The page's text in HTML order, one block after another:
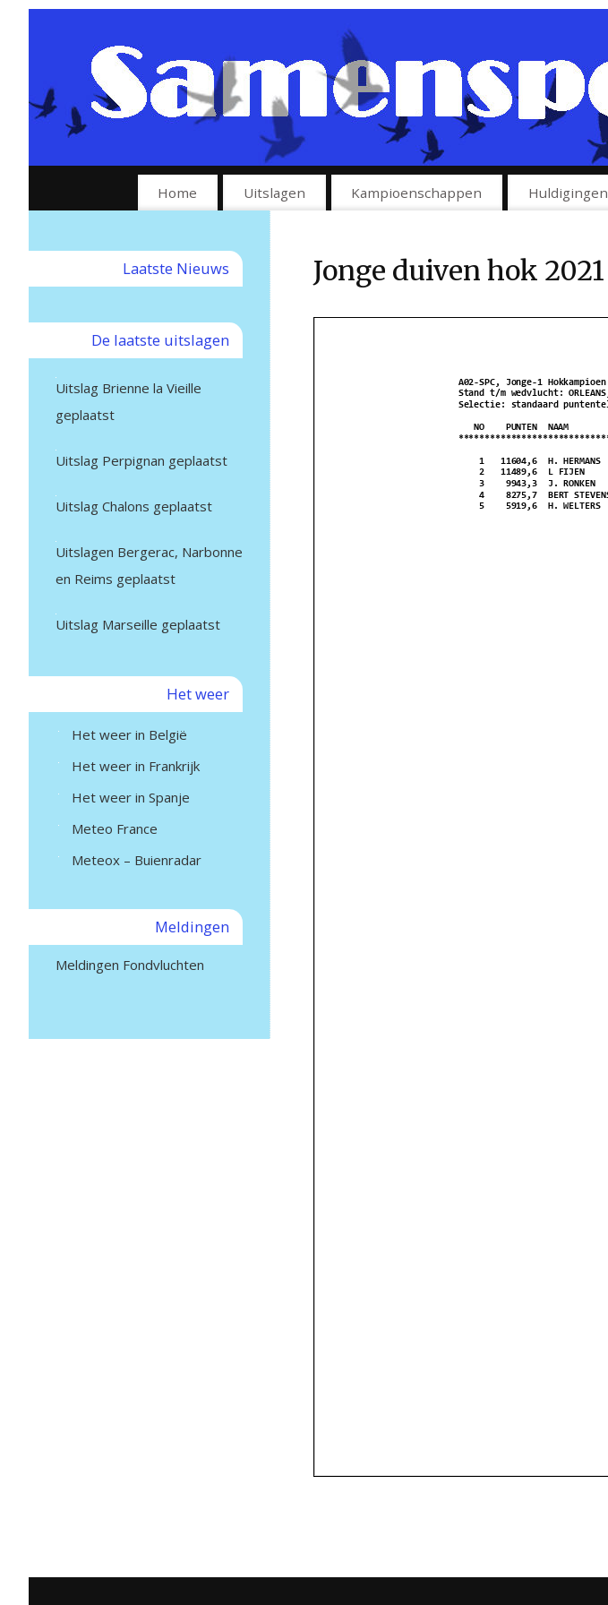
Home Uitslagen Kampioenschappen Huldigingen
Jonge duiven hok 2021
Laatste Nieuws
De laatste uitslagen
Uitslag Brienne la Vieille
geplaatst
Uitslag Perpignan geplaatst
Uitslag Chalons geplaatst
Uitslagen Bergerac, Narbonne
en Reims geplaatst
Uitslag Marseille geplaatst
Het weer
Het weer in België
Het weer in Frankrijk
Het weer in Spanje
Meteo France
Meteox – Buienradar
Meldingen
Meldingen Fondvluchten